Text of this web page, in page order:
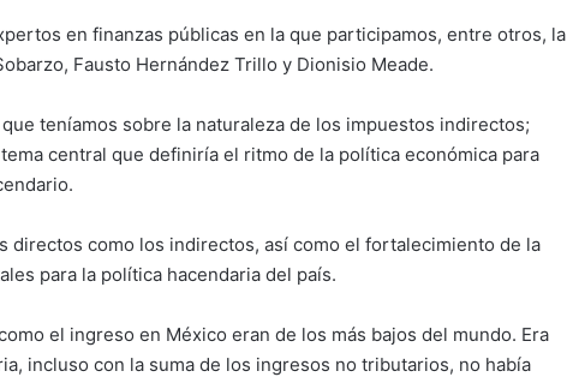
en finanzas públicas en la que participamos, entre otros, la
Fausto Hernández Trillo y Dionisio Meade.
teníamos sobre la naturaleza de los impuestos indirectos;
central que definiría el ritmo de la política económica para
directos como los indirectos, así como el fortalecimiento de la
para la política hacendaria del país.
el ingreso en México eran de los más bajos del mundo. Era
incluso con la suma de los ingresos no tributarios, no había